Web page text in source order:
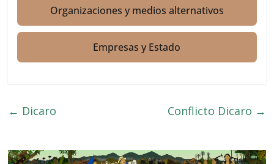
Organizaciones y medios alternativos
Empresas y Estado
← Dicaro Conflicto Dicaro →